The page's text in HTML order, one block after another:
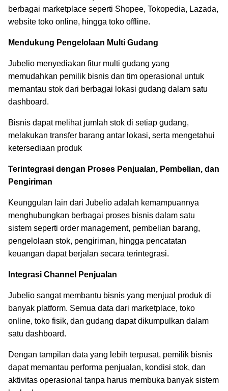
berbagai marketplace seperti Shopee, Tokopedia, Lazada,
website toko online, hingga toko offline.
Mendukung Pengelolaan Multi Gudang
Jubelio menyediakan fitur multi gudang yang
memudahkan pemilik bisnis dan tim operasional untuk
memantau stok dari berbagai lokasi gudang dalam satu
dashboard.
Bisnis dapat melihat jumlah stok di setiap gudang,
melakukan transfer barang antar lokasi, serta mengetahui
ketersediaan produk
Terintegrasi dengan Proses Penjualan, Pembelian, dan
Pengiriman
Keunggulan lain dari Jubelio adalah kemampuannya
menghubungkan berbagai proses bisnis dalam satu
sistem seperti order management, pembelian barang,
pengelolaan stok, pengiriman, hingga pencatatan
keuangan dapat berjalan secara terintegrasi.
Integrasi Channel Penjualan
Jubelio sangat membantu bisnis yang menjual produk di
banyak platform. Semua data dari marketplace, toko
online, toko fisik, dan gudang dapat dikumpulkan dalam
satu dashboard.
Dengan tampilan data yang lebih terpusat, pemilik bisnis
dapat memantau performa penjualan, kondisi stok, dan
aktivitas operasional tanpa harus membuka banyak sistem